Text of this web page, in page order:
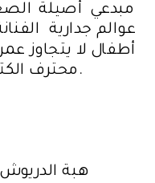
مبدعي أصيلة
عوالم جدارية
محترف الكتابة الإبداعية بمنتدى أصيلة.
هبة الدريوش